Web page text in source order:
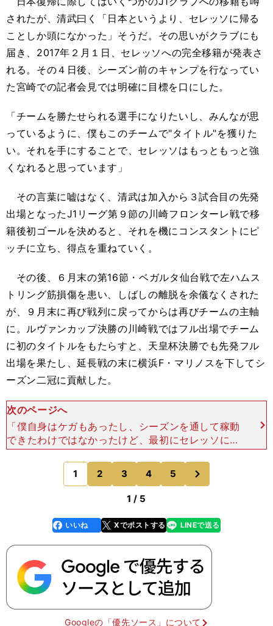
されたが、清武曰く「日本というより、セレッソに帰る
ことしか頭になかった」そうだ。その思いがクラブにも
届き、2017年２月１日、セレッソへの完全移籍が発表さ
れる。その４日後、シーズン前のキャンプを行なってい
た宮崎での記者会見では明確に目標を口にした。
「チームを勝たせられる選手になりたいし、みんなが思
っているように、僕もこのチームで"タイトル"を獲りた
い。それを手にすることで、セレッソはもっともっと強
くなれると思っています」
その言葉に嘘はなく、清武は加入から３試合目の先発
出場となったJ1リーグ第９節の川崎フロンターレ戦で移
籍後初ゴールを決めると、それを機にコンスタントにピ
ッチに立ち、得点を重ねていく。
その後、６月末の第16節・ベガルタ仙台戦で左ハムス
トリング筋損傷を患い、しばしの離脱を余儀なくされた
が、９月末に再び戦列に戻ってからは再びチームの主軸
に。ルヴァンカップ決勝の川崎戦ではフル出場でチーム
に初のタイトルをもたらすと、天皇杯決勝でも先発フル
出場を果たし、延長戦の末に横浜F・マリノスを下してシ
ーズン二冠に貢献した。
次のページへ
「僕自身はケガもあったし、シーズンを通して稼動
できたわけではなかったけど、最初にセレッソに在
籍した時代を思い出すような、たくさんのいい仲間
に恵まれました。蛍（山口／現Ｖ・ファーレン長
崎）、宏太（水沼／
1 2 3 4 5
のページへ
1 / 5
faceboo
k
いいね Xでポストする
line LINEで送る
Googleの「優先ソース」について